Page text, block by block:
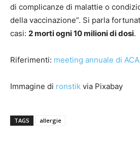
di complicanze di malattie o
della vaccinazione”. Si parla
casi: 2 morti ogni 10 milioni di dosi.
Riferimenti: meeting annuale di
Immagine di ronstik via Pixabay
TAGS allergie